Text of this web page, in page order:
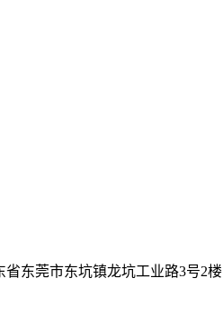
省东莞市东坑镇龙坑工业路3号2楼